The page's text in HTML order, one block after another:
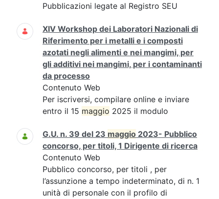
Pubblicazioni legate al Registro SEU
XIV Workshop dei Laboratori Nazionali di
Riferimento per i metalli e i composti
azotati negli alimenti e nei mangimi, per
gli additivi nei mangimi, per i contaminanti
da processo
Contenuto Web
Per iscriversi, compilare online e inviare
entro il 15 maggio 2025 il modulo
G.U. n. 39 del 23 maggio 2023- Pubblico
concorso, per titoli, 1 Dirigente di ricerca
Contenuto Web
Pubblico concorso, per titoli , per
l’assunzione a tempo indeterminato, di n. 1
unità di personale con il profilo di